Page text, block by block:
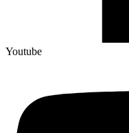
Youtube